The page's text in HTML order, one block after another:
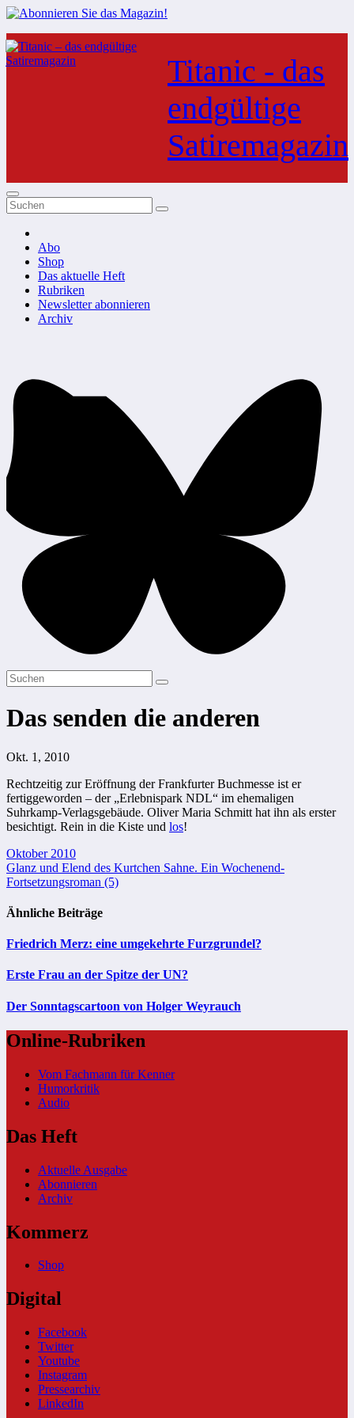
Zum
Inhalt
springen
Titanic - das
endgültige
Satiremagazin
Abo
Shop
Das aktuelle Heft
Rubriken
Newsletter abonnieren
Archiv
Das senden die anderen
Okt. 1, 2010
Rechtzeitig zur Eröffnung der Frankfurter Buchmesse ist er
fertiggeworden – der „Erlebnispark NDL“ im ehemaligen
Suhrkamp-Verlagsgebäude. Oliver Maria Schmitt hat ihn als erster
besichtigt. Rein in die Kiste und los!
Beitragsnavigation
Oktober 2010
Glanz und Elend des Kurtchen Sahne. Ein Wochenend-
Fortsetzungsroman (5)
Ähnliche Beiträge
Friedrich Merz: eine umgekehrte Furzgrundel?
Erste Frau an der Spitze der UN?
Der Sonntagscartoon von Holger Weyrauch
Online-Rubriken
Vom Fachmann für Kenner
Humorkritik
Audio
Das Heft
Aktuelle Ausgabe
Abonnieren
Archiv
Kommerz
Shop
Digital
Facebook
Twitter
Youtube
Instagram
Pressearchiv
LinkedIn